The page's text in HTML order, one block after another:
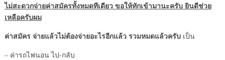
ไม่สะดวกจ่ายค่าสมัครทั้งหมดทีเดียว ขอให้ทักเข้ามานะครับ ยินดีช่วย
เหลือครับผม
ค่าสมัคร จ่ายแล้วไม่ต้องจ่ายอะไรอีกแล้ว รวมหมดแล้วครับเป็น
– ค่ารถไฟนอน ไป-กลับ